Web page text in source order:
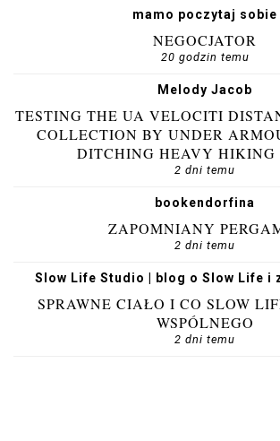
mamo poczytaj sobie
NEGOCJATOR
20 godzin temu
Melody Jacob
TESTING THE UA VELOCITI
COLLECTION BY UNDER
DITCHING HEAVY HIKING
2 dni temu
bookendorfina
ZAPOMNIANY
2 dni temu
Slow Life Studio | blog o Slow Life i
SPRAWNE CIAŁO I CO SLOW
WSPÓLNEGO
2 dni temu